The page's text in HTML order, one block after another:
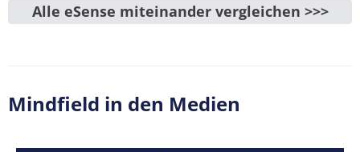
Alle eSense miteinander vergleichen >>>
Mindfield in den Medien